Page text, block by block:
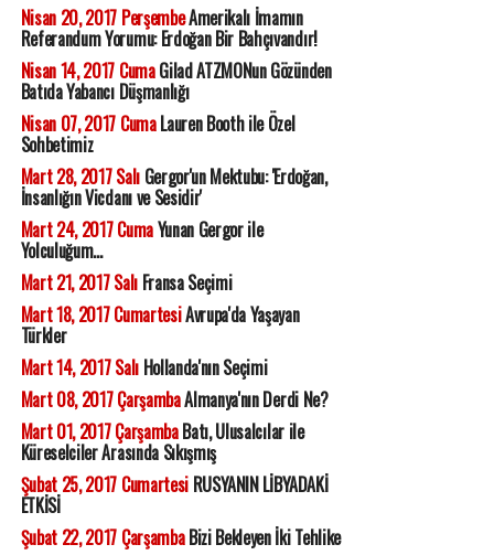
Nisan 20, 2017 PerşembeAmerikalı İmamın
Referandum Yorumu: Erdoğan Bir Bahçıvandır!
Nisan 14, 2017 CumaGilad ATZMONun Gözünden
Batıda Yabancı Düşmanlığı
Nisan 07, 2017 CumaLauren Booth ile Özel
Sohbetimiz
Mart 28, 2017 SalıGergor'un Mektubu: 'Erdoğan,
İnsanlığın Vicdanı ve Sesidir'
Mart 24, 2017 CumaYunan Gergor ile
Yolculuğum...
Mart 21, 2017 SalıFransa Seçimi
Mart 18, 2017 CumartesiAvrupa'da Yaşayan
Türkler
Mart 14, 2017 SalıHollanda'nın Seçimi
Mart 08, 2017 ÇarşambaAlmanya'nın Derdi Ne?
Mart 01, 2017 ÇarşambaBatı, Ulusalcılar ile
Küreselciler Arasında Sıkışmış
Şubat 25, 2017 CumartesiRUSYANIN LİBYADAKİ
ETKİSİ
Şubat 22, 2017 ÇarşambaBizi Bekleyen İki Tehlike